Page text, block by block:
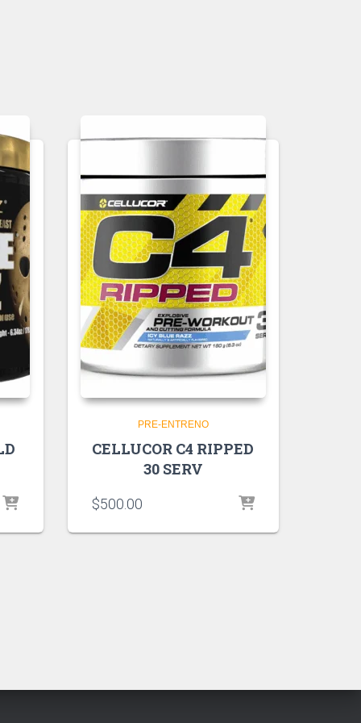
PRE-ENTRENO
CELLUCOR C4 RIPPED
30 SERV
$500.00